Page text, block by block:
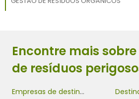
Encontre mais
de resíduos
Empresas de destinação de resíduos